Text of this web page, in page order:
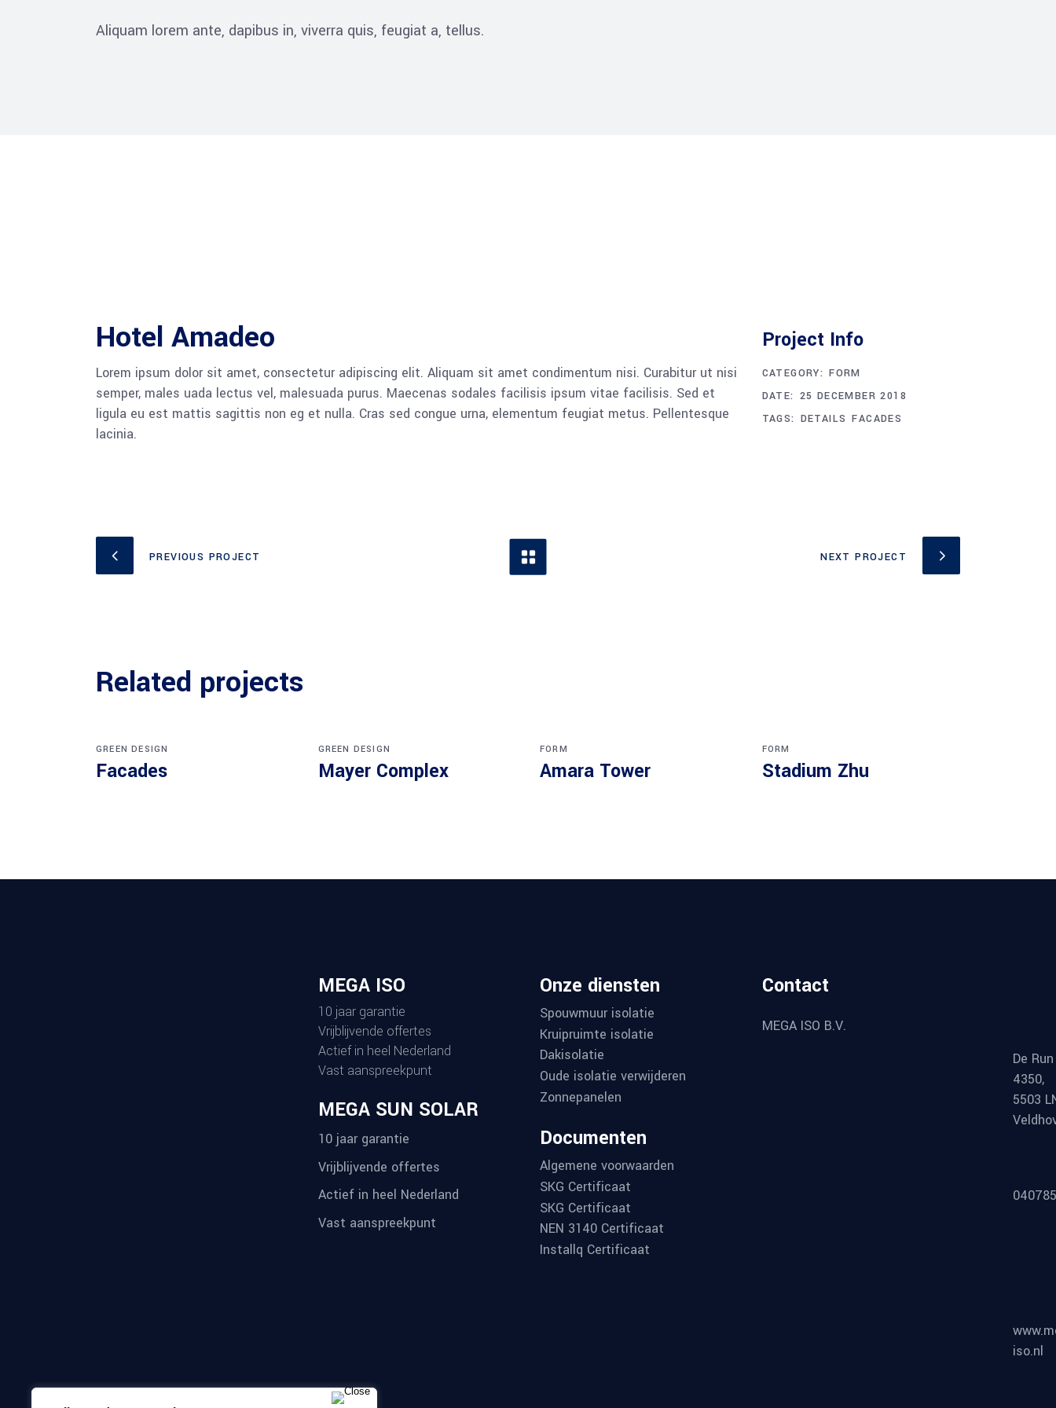
Aliquam lorem ante, dapibus in, viverra quis, feugiat a, tellus.
Hotel Amadeo
Lorem ipsum dolor sit amet, consectetur adipiscing elit. Aliquam sit amet condimentum nisi. Curabitur ut nisi
semper, males uada lectus vel, malesuada purus. Maecenas sodales facilisis ipsum vitae facilisis. Sed et
ligula eu est mattis sagittis non eg et nulla. Cras sed congue urna, elementum feugiat metus. Pellentesque
lacinia.
Project Info
CATEGORY: FORM
DATE: 25 DECEMBER 2018
TAGS: DETAILS FACADES
PREVIOUS PROJECT NEXT PROJECT
Related projects
GREEN DESIGN
Facades
GREEN DESIGN
Mayer Complex
FORM
Amara Tower
FORM
Stadium Zhu
MEGA ISO
10 jaar garantie
Vrijblijvende offertes
Actief in heel Nederland
Vast aanspreekpunt
MEGA SUN SOLAR
10 jaar garantie
Vrijblijvende offertes
Actief in heel Nederland
Vast aanspreekpunt
Onze diensten
Spouwmuur isolatie
Kruipruimte isolatie
Dakisolatie
Oude isolatie verwijderen
Zonnepanelen
Documenten
Algemene voorwaarden
SKG Certificaat
SKG Certificaat
NEN 3140 Certificaat
Installq Certificaat
Contact
MEGA ISO B.V.
De Run
4350,
5503
iso.nl